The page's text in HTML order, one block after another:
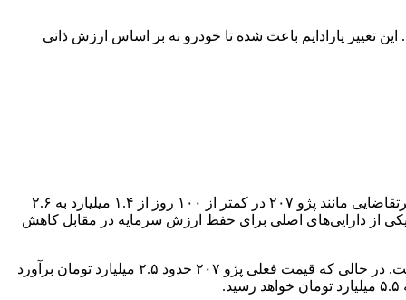
شده است. این تغییر پارادایم باعث شده تا خودرو نه بر اساس ارزش ذاتی
به گزارش اکوایران؛ تحلیل عملکرد بازار در بازه سه‌ماهه (بهمن ۱۴۰۴ تا اردیبهشت ۱۴۰۵) گویای جهشی خیره‌کننده است؛ به‌طوری‌که مدل پرتقاضایی مانند پژو ۲۰۷ در کمتر از ۱۰۰ روز از ۱.۴ میلیارد به ۲.۶
تبدیل شدن خودرو به یکی از دارایی‌های اصلی برای حفظ ارزش سرمایه در مقابل کاهش
مدل‌سازی قیمت برای ماه‌های پیش‌رو بر اساس سه سناریوی تورمی (۵۰٪، ۸۰٪ و ۱۲۰٪) حاکی از تغییرات قابل‌توجه در کف قیمت بازار است. در حالی که قیمت فعلی پژو ۲۰۷ حدود ۲.۵ میلیارد تومان برآورد